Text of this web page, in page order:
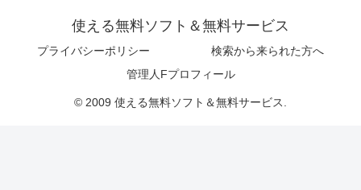
使える無料ソフト＆無料サービス
プライバシーポリシー
検索から来られた方へ
管理人Fプロフィール
© 2009 使える無料ソフト＆無料サービス.